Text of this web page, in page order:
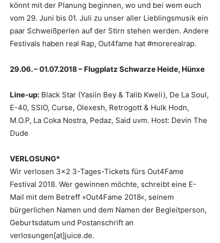
könnt mit der Planung beginnen, wo und bei wem euch
vom 29. Juni bis 01. Juli zu unser aller Lieblingsmusik ein
paar Schweißperlen auf der Stirn stehen werden. Andere
Festivals haben real Rap, Out4fame hat #morerealrap.
29.06. – 01.07.2018 – Flugplatz Schwarze Heide, Hünxe
Line-up: Black Star (Yasiin Bey & Talib Kweli), De La Soul,
E-40, SSIO, Curse, Olexesh, Retrogott & Hulk Hodn,
M.O.P, La Coka Nostra, Pedaz, Said uvm. Host: Devin The
Dude
VERLOSUNG*
Wir verlosen 3×2 3-Tages-Tickets fürs Out4Fame
Festival 2018. Wer gewinnen möchte, schreibt eine E-
Mail mit dem Betreff »Out4Fame 2018«, seinem
bürgerlichen Namen und dem Namen der Begleitperson,
Geburtsdatum und Postanschrift an
verlosungen[at]juice.de.